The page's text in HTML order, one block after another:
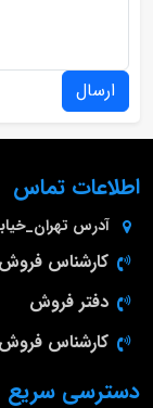
ارسال
دسترسی سریع
اطلاعات تماس
آدرس
کارشناس
دفتر فروش
کارشناس فروش